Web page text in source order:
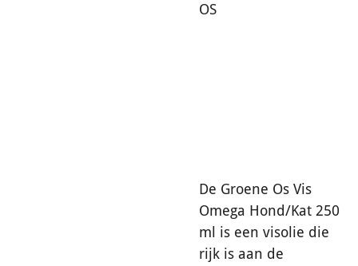
OS
De Groene Os Vis
Omega Hond/Kat 250
ml is een visolie die
rijk is aan de